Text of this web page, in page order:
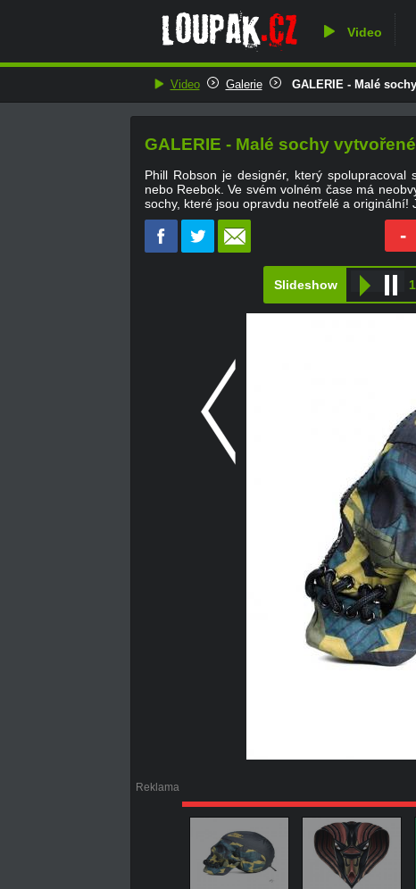
Video
Video Galerie GALERIE - Malé
GALERIE - Malé sochy
Phill Robson je designér, který spolupracoval
nebo Reebok. Ve svém volném čase má
sochy, které jsou opravdu neotřelé a
-
Slideshow
Reklama